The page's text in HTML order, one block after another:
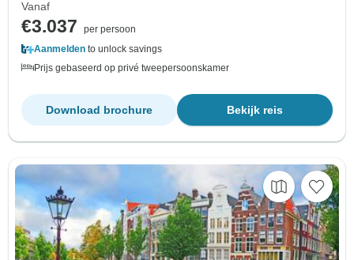
Vanaf
€3.037
per persoon
Aanmelden to unlock savings
Prijs gebaseerd op privé tweepersoonskamer
Bekijk reis
Download brochure